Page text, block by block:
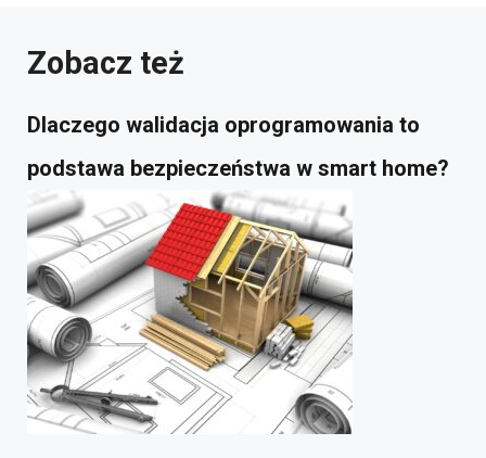
Zobacz też
Dlaczego walidacja oprogramowania to
podstawa bezpieczeństwa w smart home?